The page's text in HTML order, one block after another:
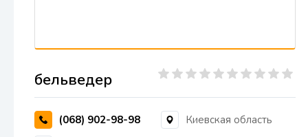
бельведер
(068) 902-98-98
Киевская область